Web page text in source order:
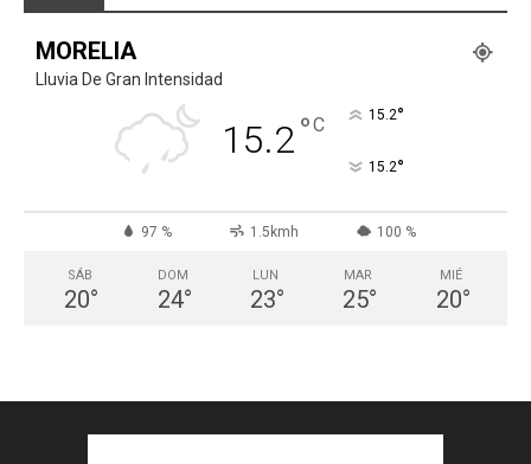
MORELIA
Lluvia De Gran Intensidad
15.2°C 15.2°
15.2°
97 % 1.5kmh 100 %
SÁB
20°
DOM
24°
LUN
23°
MAR
25°
MIÉ
20°